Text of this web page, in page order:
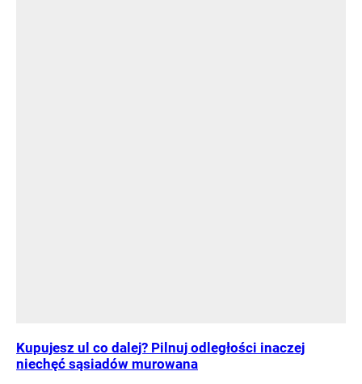
Kupujesz ul co dalej? Pilnuj odległości inaczej
niechęć sąsiadów murowana